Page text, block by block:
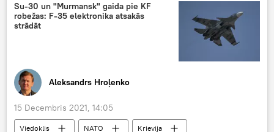
Su-30 un "Murmansk" gaida pie KF
robežas: F-35 elektronika atsakās
strādāt
Aleksandrs Hroļenko
15 Decembris 2021, 14:05
Viedoklis NATO
Krievija